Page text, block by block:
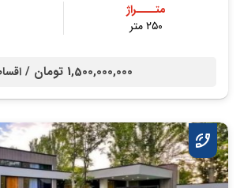
متــــراژ
۲۵۰ متر
1,500,000,000 تومان /